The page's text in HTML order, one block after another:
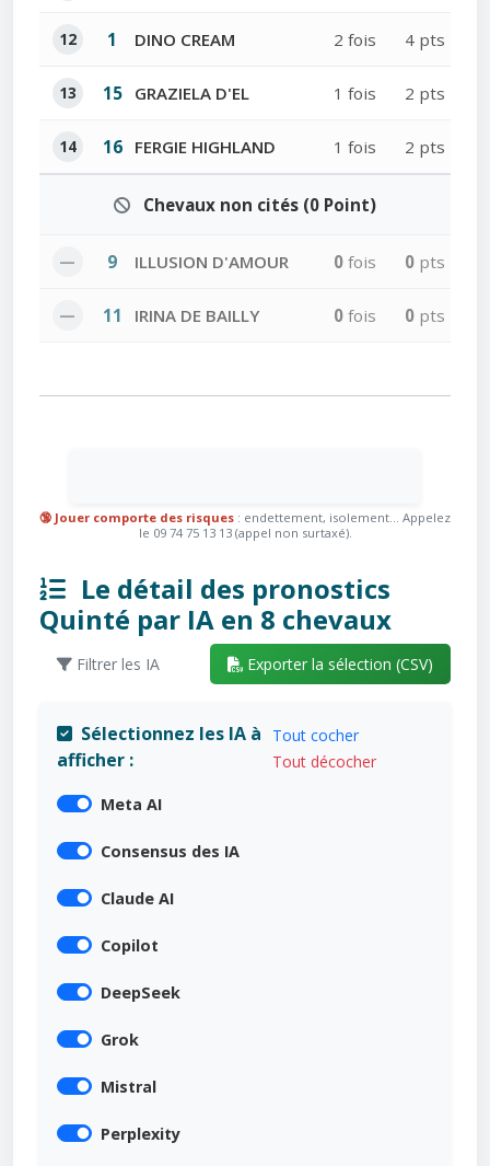
12 1 DINO CREAM 2 fois 4 pts
13 15 GRAZIELA D'EL 1 fois 2 pts
14 16 FERGIE HIGHLAND 1 fois 2 pts
Chevaux non cités (0 Point)
— 9 ILLUSION D'AMOUR 0 fois 0 pts
— 11 IRINA DE BAILLY 0 fois 0 pts
🔞 Jouer comporte des risques : endettement, isolement... Appelez
le 09 74 75 13 13 (appel non surtaxé).
Le détail des pronostics
Quinté par IA en 8 chevaux
Filtrer les IA Exporter la sélection (CSV)
Sélectionnez les IA à
afficher :
Tout cocher
Tout décocher
Meta AI
Consensus des IA
Claude AI
Copilot
DeepSeek
Grok
Mistral
Perplexity